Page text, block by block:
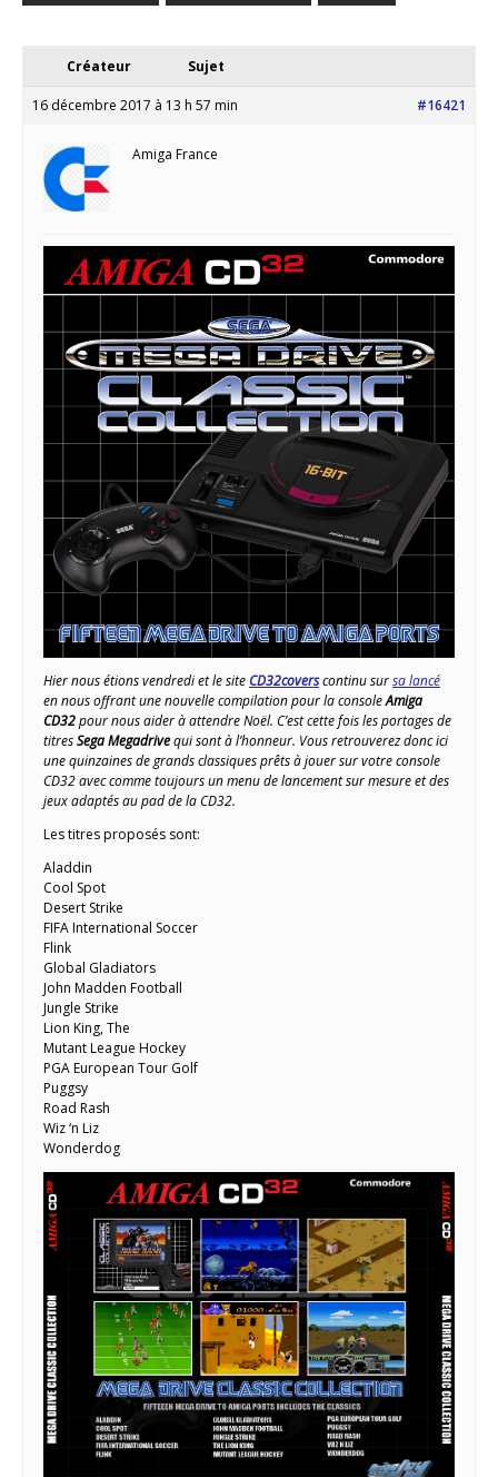
Créateur Sujet
16 décembre 2017 à 13 h 57 min #16421
Amiga France
Hier nous étions vendredi et le site CD32coverscontinu sursa lancé
en nous offrant une nouvelle compilation pour la consoleAmiga
CD32pour nous aider à attendre Noël. C’est cette fois les portages de
titresSega Megadrivequi sont à l’honneur. Vous retrouverez donc ici
une quinzaines de grands classiques prêts à jouer sur votre console
CD32 avec comme toujours un menu de lancement sur mesure et des
jeux adaptés au pad de la CD32.
Les titres proposés sont:
Aladdin
Cool Spot
Desert Strike
FIFA International Soccer
Flink
Global Gladiators
John Madden Football
Jungle Strike
Lion King, The
Mutant League Hockey
PGA European Tour Golf
Puggsy
Road Rash
Wiz ‘n Liz
Wonderdog